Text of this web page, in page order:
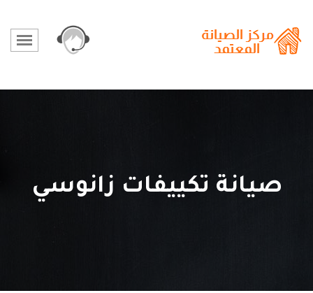
صيانة تكييفات زانوسي